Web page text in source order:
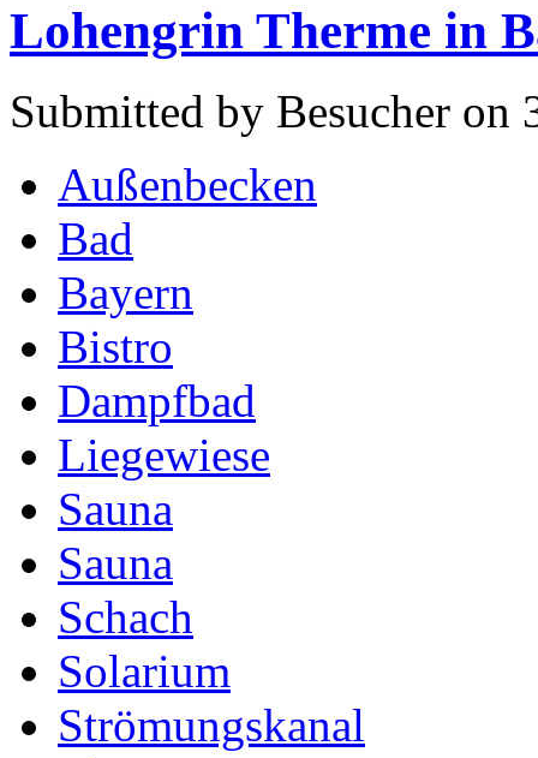
Lohengrin Therme in
Submitted by Besucher on
Außenbecken
Bad
Bayern
Bistro
Dampfbad
Liegewiese
Sauna
Sauna
Schach
Solarium
Strömungskanal